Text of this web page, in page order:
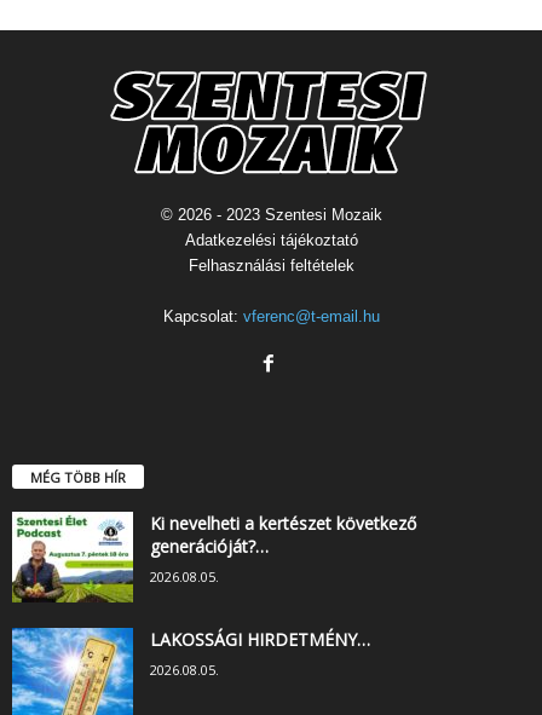
© 2026 - 2023 Szentesi Mozaik
Adatkezelési tájékoztató
Felhasználási feltételek
Kapcsolat: vferenc@t-email.hu
MÉG TÖBB HÍR
Ki nevelheti a kertészet következő
generációját?…
2026.08.05.
LAKOSSÁGI HIRDETMÉNY…
2026.08.05.